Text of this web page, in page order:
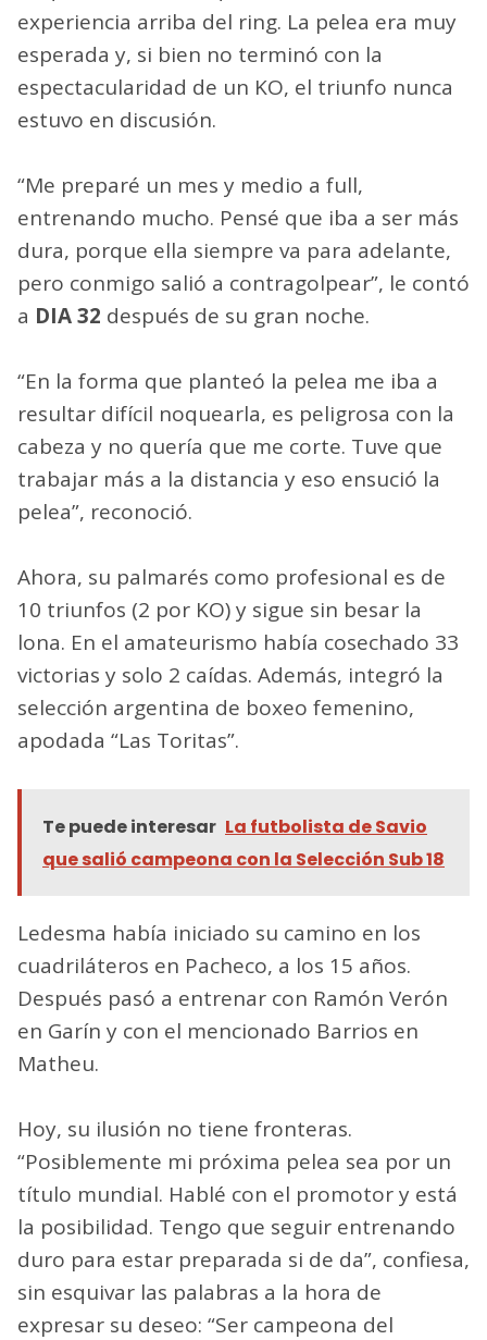
experiencia arriba del ring. La pelea era muy
esperada y, si bien no terminó con la
espectacularidad de un KO, el triunfo nunca
estuvo en discusión.
“Me preparé un mes y medio a full,
entrenando mucho. Pensé que iba a ser más
dura, porque ella siempre va para adelante,
pero conmigo salió a contragolpear”, le contó
a DIA 32 después de su gran noche.
“En la forma que planteó la pelea me iba a
resultar difícil noquearla, es peligrosa con la
cabeza y no quería que me corte. Tuve que
trabajar más a la distancia y eso ensució la
pelea”, reconoció.
Ahora, su palmarés como profesional es de
10 triunfos (2 por KO) y sigue sin besar la
lona. En el amateurismo había cosechado 33
victorias y solo 2 caídas. Además, integró la
selección argentina de boxeo femenino,
apodada “Las Toritas”.
Te puede interesar La futbolista de Savio
que salió campeona con la Selección Sub 18
Ledesma había iniciado su camino en los
cuadriláteros en Pacheco, a los 15 años.
Después pasó a entrenar con Ramón Verón
en Garín y con el mencionado Barrios en
Matheu.
Hoy, su ilusión no tiene fronteras.
“Posiblemente mi próxima pelea sea por un
título mundial. Hablé con el promotor y está
la posibilidad. Tengo que seguir entrenando
duro para estar preparada si de da”, confiesa,
sin esquivar las palabras a la hora de
expresar su deseo: “Ser campeona del